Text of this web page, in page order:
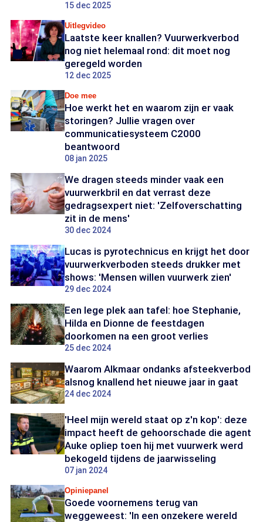
15 dec 2025
Uitlegvideo
Laatste keer knallen? Vuurwerkverbod
nog niet helemaal rond: dit moet nog
geregeld worden
12 dec 2025
Doe mee
Hoe werkt het en waarom zijn er vaak
storingen? Jullie vragen over
communicatiesysteem C2000
beantwoord
08 jan 2025
We dragen steeds minder vaak een
vuurwerkbril en dat verrast deze
gedragsexpert niet: 'Zelfoverschatting
zit in de mens'
30 dec 2024
Lucas is pyrotechnicus en krijgt het door
vuurwerkverboden steeds drukker met
shows: 'Mensen willen vuurwerk zien'
29 dec 2024
Een lege plek aan tafel: hoe Stephanie,
Hilda en Dionne de feestdagen
doorkomen na een groot verlies
25 dec 2024
Waarom Alkmaar ondanks afsteekverbod
alsnog knallend het nieuwe jaar in gaat
24 dec 2024
'Heel mijn wereld staat op z'n kop': deze
impact heeft de gehoorschade die agent
Auke opliep toen hij met vuurwerk werd
bekogeld tijdens de jaarwisseling
07 jan 2024
Opiniepanel
Goede voornemens terug van
weggeweest: 'In een onzekere wereld